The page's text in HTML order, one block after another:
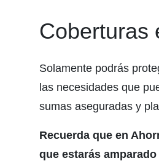
Coberturas
Solamente podrás
las necesidades que
sumas aseguradas y
Recuerda que en
que estarás